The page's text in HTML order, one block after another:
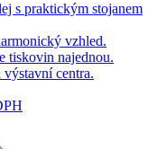
s praktickým stojanem
vzhled.
tiskovin najednou.
centra.